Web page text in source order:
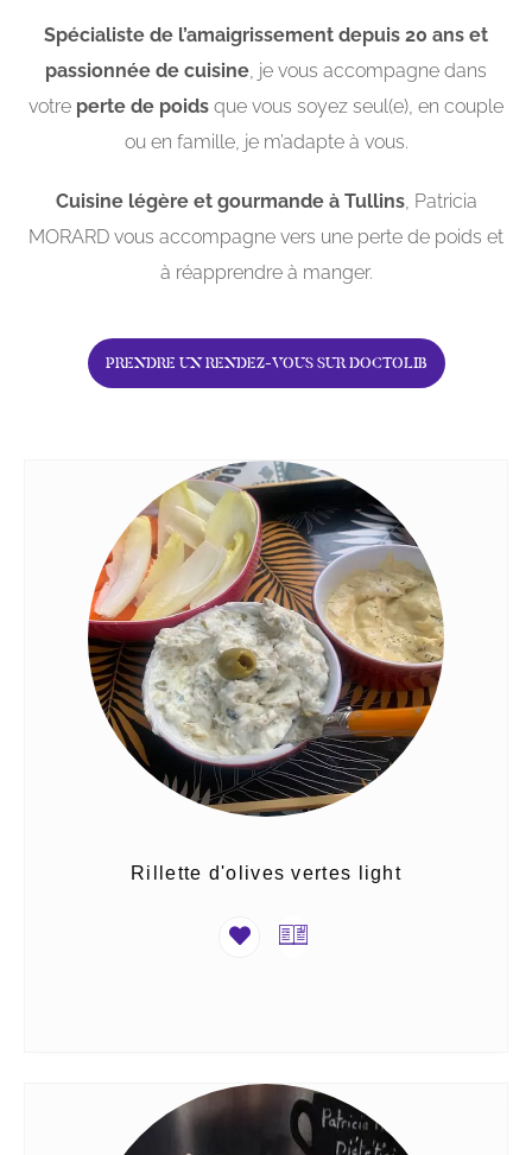
Spécialiste de l’amaigrissement depuis 20 ans et
passionnée de cuisine, je vous accompagne dans
votre perte de poids que vous soyez seul(e), en couple
ou en famille, je m’adapte à vous.
Cuisine légère et gourmande à Tullins, Patricia
MORARD vous accompagne vers une perte de poids et
à réapprendre à manger.
PRENDRE UN RENDEZ-VOUS SUR DOCTOLIB
Rillette d'olives vertes light